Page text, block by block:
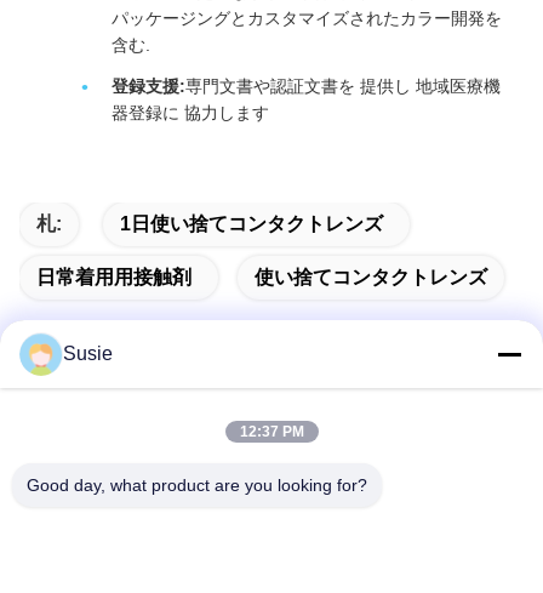
パッケージングとカスタマイズされたカラー開発を
含む.
登録支援:専門文書や認証文書を 提供し 地域医療機
器登録に 協力します
札: 1日使い捨てコンタクトレンズ
日常着用用接触剤 使い捨てコンタクトレンズ
住所
Susie
12:37 PM
Good day, what product are you looking for?